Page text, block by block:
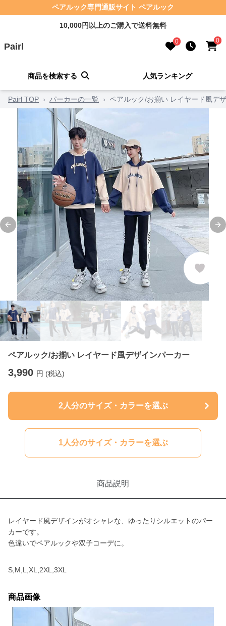
ペアルック専門通販サイト ペアルック
10,000円以上のご購入で送料無料
Pairl 0 0
商品を検索する 人気ランキング
Pairl TOP › パーカーの一覧 › ペアルック/お揃い レイヤード風デ
Previous slide
ペアルック/お揃い レイヤード風デザインパーカー
3,990 円 (税込)
2人分のサイズ・カラーを選ぶ
1人分のサイズ・カラーを選ぶ
商品説明
レイヤード風デザインがオシャレな、ゆったりシルエットのパー
カーです。
色違いでペアルックや双子コーデに。
S,M,L,XL,2XL,3XL
商品画像